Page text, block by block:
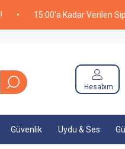
15:00'a Kadar Verilen
Hesabım
Güvenlik Uydu & Ses